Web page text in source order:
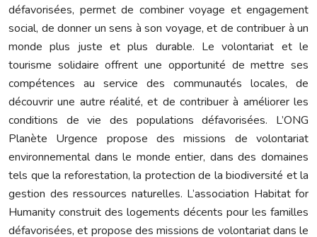
défavorisées, permet de combiner voyage et engagement
social, de donner un sens à son voyage, et de contribuer à un
monde plus juste et plus durable. Le volontariat et le
tourisme solidaire offrent une opportunité de mettre ses
compétences au service des communautés locales, de
découvrir une autre réalité, et de contribuer à améliorer les
conditions de vie des populations défavorisées. L’ONG
Planète Urgence propose des missions de volontariat
environnemental dans le monde entier, dans des domaines
tels que la reforestation, la protection de la biodiversité et la
gestion des ressources naturelles. L’association Habitat for
Humanity construit des logements décents pour les familles
défavorisées, et propose des missions de volontariat dans le